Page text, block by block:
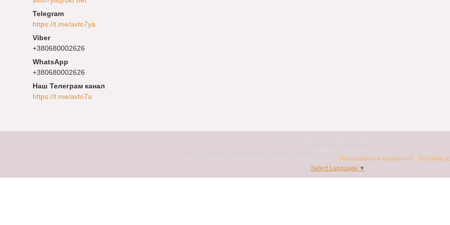
https://t.me/avto7ya
+380680002626
+380680002626
Наш Телеграм канал
https://t.me/avto7a
Поскаржитися на контент
Політика
Select Language ▼